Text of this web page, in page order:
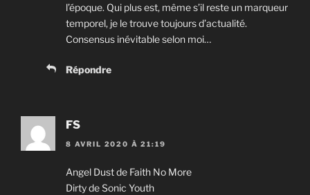
l’époque. Qui plus est, même s’il reste un marqueur
temporel, je le trouve toujours d’actualité.
Consensus inévitable selon moi…
Répondre
FS
8 AVRIL 2020 À 21:19
Angel Dust de Faith No More
Dirty de Sonic Youth